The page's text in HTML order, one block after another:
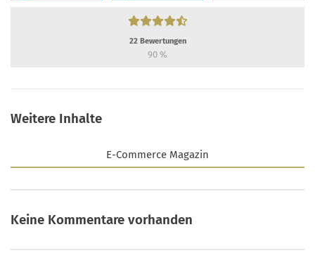
22Bewertungen
90 %
Weitere Inhalte
E-Commerce Magazin
Keine Kommentare vorhanden